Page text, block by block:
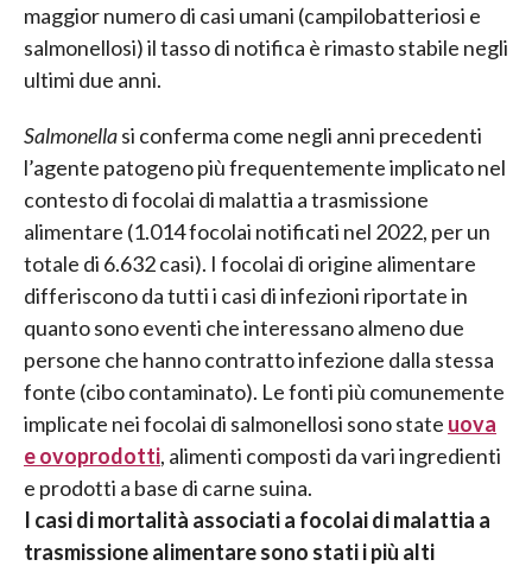
maggior numero di casi umani (campilobatteriosi e
salmonellosi) il tasso di notifica è rimasto stabile negli
ultimi due anni.
Salmonellasi conferma come negli anni precedenti
l’agente patogeno più frequentemente implicato nel
contesto di focolai di malattia a trasmissione
alimentare (1.014 focolai notificati nel 2022, per un
totale di 6.632 casi). I focolai di origine alimentare
differiscono da tutti i casi di infezioni riportate in
quanto sono eventi che interessano almeno due
persone che hanno contratto infezione dalla stessa
fonte (cibo contaminato). Le fonti più comunemente
implicate nei focolai di salmonellosi sono state uova
e ovoprodotti, alimenti composti da vari ingredienti
e prodotti a base di carne suina.
I casi di mortalità associati a focolai di malattia a
trasmissione alimentare sono stati i più alti